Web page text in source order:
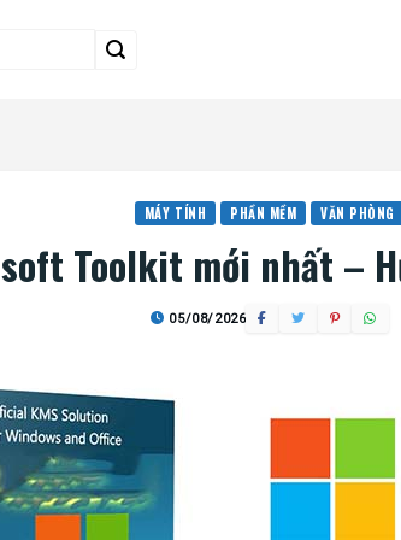
MÁY TÍNH PHẦN MỀM VĂN PHÒNG
Toolkit mới nhất –
05/08/2026